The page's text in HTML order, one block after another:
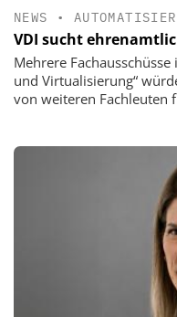
NEWS •
VDI sucht
Mehrere
und Virtualisierung“
von weiteren Fachleuten